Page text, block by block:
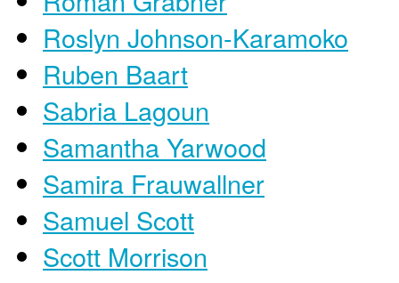
Roslyn Johnson-Karamoko
Ruben Baart
Sabria Lagoun
Samantha Yarwood
Samira Frauwallner
Samuel Scott
Scott Morrison